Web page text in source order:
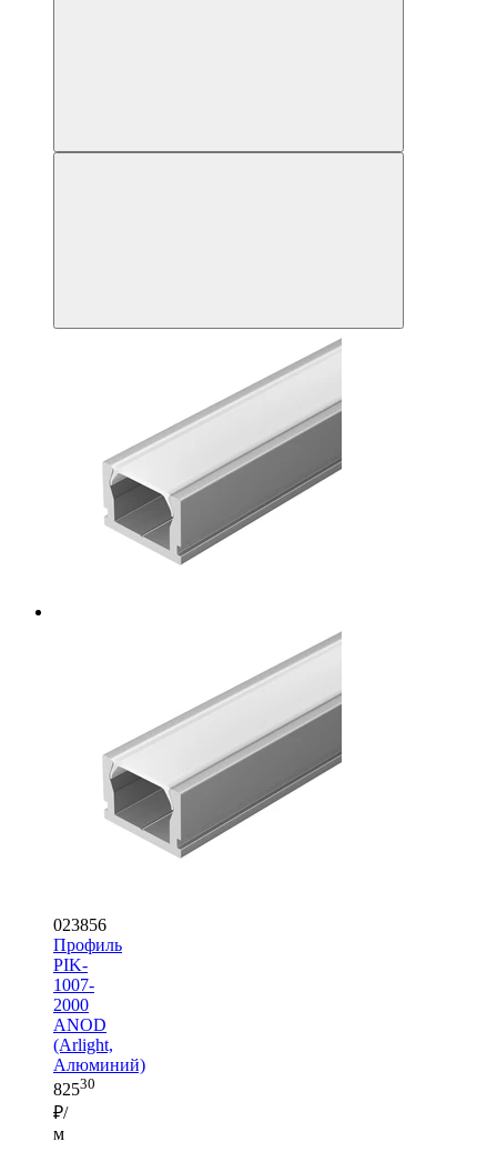
023856
Профиль
PIK-
1007-
2000
ANOD
(Arlight,
Алюминий)
82530
₽/
м